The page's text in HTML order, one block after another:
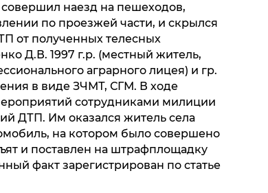
наезд на пешеходов,
по проезжей части, и скрылся
от полученных телесных
Д.В. 1997 г.р. (местный житель,
аграрного лицея) и гр.
в виде ЗЧМТ, СГМ. В ходе
сотрудниками милиции
ДТП. Им оказался житель села
на котором было совершено
и поставлен на штрафплощадку
факт зарегистрирован по статье